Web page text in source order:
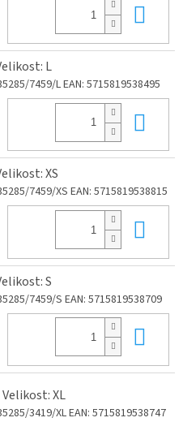
L
7459/LEAN: 5715819538495
XS
7459/XS EAN: 5715819538815
S
7459/S EAN: 5715819538709
XL
3419/XLEAN: 5715819538747